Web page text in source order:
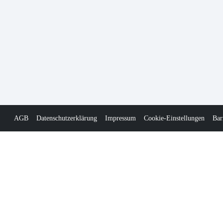
AGB Datenschutzerklärung Impressum Cookie-Einstellungen